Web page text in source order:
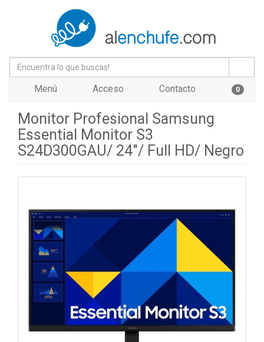
Menú Acceso Contacto 0
Monitor Profesional Samsung
Essential Monitor S3
S24D300GAU/ 24"/ Full HD/ Negro